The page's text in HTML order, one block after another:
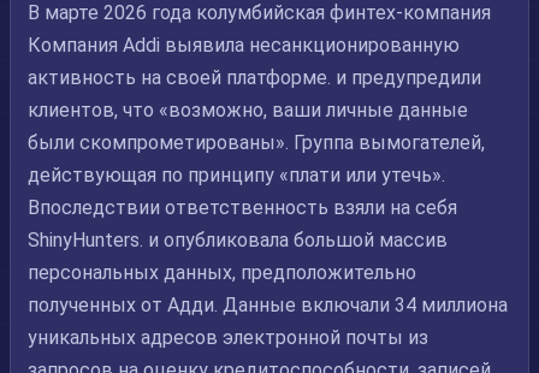
В марте 2026 года колумбийская финтех-компания
Компания Addi выявила несанкционированную
активность на своей платформе. и предупредили
клиентов, что «возможно, ваши личные данные
были скомпрометированы». Группа вымогателей,
действующая по принципу «плати или утечь».
Впоследствии ответственность взяли на себя
ShinyHunters. и опубликовала большой массив
персональных данных, предположительно
полученных от Адди. Данные включали 34 миллиона
уникальных адресов электронной почты из